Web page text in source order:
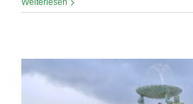
Weiterlesen